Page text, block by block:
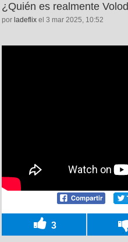
¿Quién es realmente
por ladeflix el 3 mar 2025, 10:52
3